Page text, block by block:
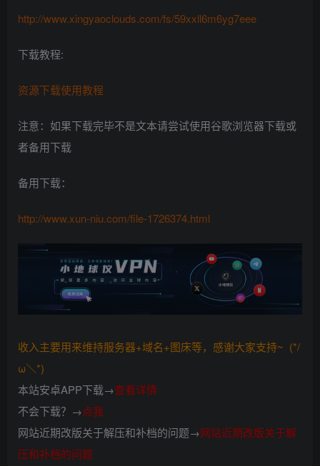
http://www.xingyaoclouds.com/fs/59xxll6m6yg7eee
下载教程:
资源下载使用教程
注意：如果下载完毕不是文本请尝试使用谷歌浏览器下载或
者备用下载
备用下载：
http://www.xun-niu.com/file-1726374.html
收入主要用来维持服务器+域名+图床等，感谢大家支持~ (*/
ω＼*)
本站安卓APP下载→查看详情
不会下载？→点我
网站近期改版关于解压和补档的问题→网站近期改版关于解
压和补档的问题